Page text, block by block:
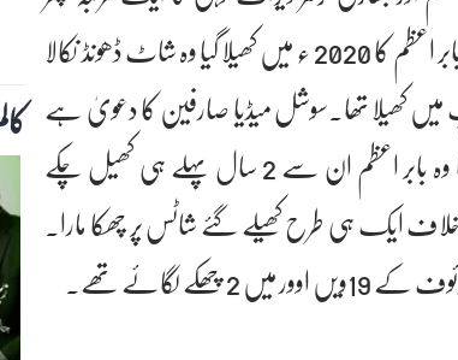
سوشل میڈیا پر موازنہ کیا جارہا ہے۔سوشل میڈیا صارفین نے بابر اعظم کا 2020 ء میں کھیلا گیا وہ شاٹ ڈھونڈ نکالا
کے ٹی ٹونٹی ورلڈ کپ میں کھیلا تھا۔سوشل میڈیا صارفین کا دعویٰ ہے
کہ ویرات کوہلی نے جو شاٹ حارث رئوف کی گیند پر مارا تھا وہ بابر اعظم ان سے 2 سال پہلے ہی کھیل چکے
ایک ہی طرح کھیلے گئے شاٹس پر چھکا مارا۔
لگائے تھے۔